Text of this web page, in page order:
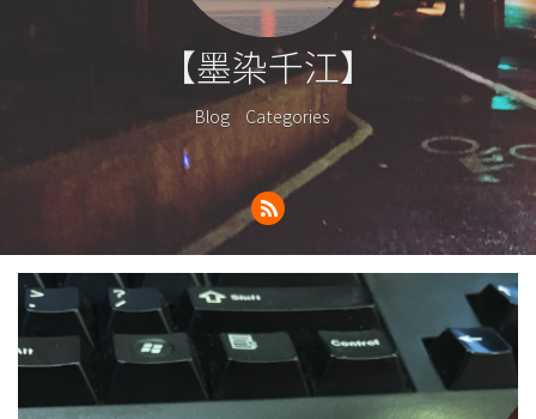
【墨染千江】
Blog Categories